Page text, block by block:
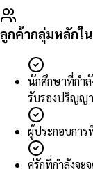
ลูกค้ากลุ่มหลัก
นักศึกษาที่กำลั
รับรองปริญญ
ผู้ประกอบการ
คู่รักที่กำลังจะ